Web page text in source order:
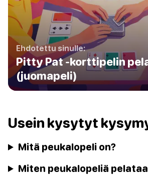
Ehdotettu sinulle:
Pitty Pat -korttipelin
(juomapeli)
Usein kysytyt
Mitä peukalopeli on?
Miten peukalopeliä